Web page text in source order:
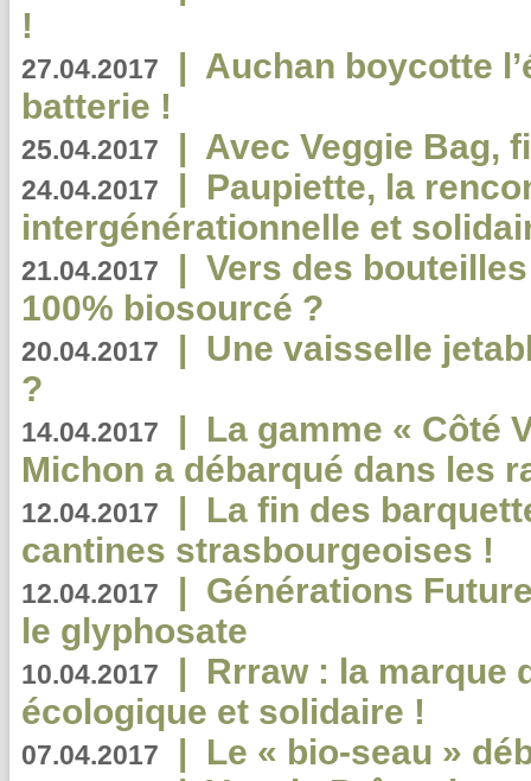
!
27.04.2017 | Auchan boycotte
batterie !
25.04.2017 | Avec Veggie Bag,
24.04.2017 | Paupiette, la
intergénérationnelle et
21.04.2017 | Vers des
100% biosourcé ?
20.04.2017 | Une vaisselle
?
14.04.2017 | La gamme « Côté
Michon a débarqué dans les
12.04.2017 | La fin des
cantines strasbourgeoises !
12.04.2017 | Générations
le glyphosate
10.04.2017 | Rrraw : la marque
écologique et solidaire !
07.04.2017 | Le « bio-seau »